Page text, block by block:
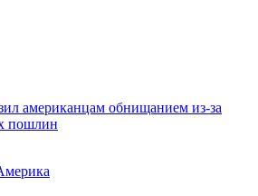
американцам обнищанием из-за
пошлин